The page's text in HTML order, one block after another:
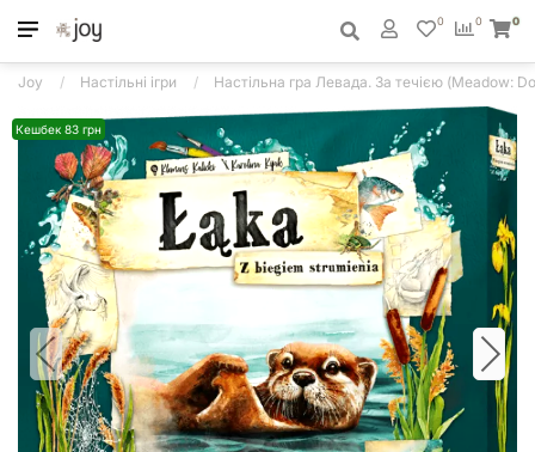
0
0 0
Joy Настільні ігри Настільна гра Левада. За течією (Meadow:
Кешбек 83 грн